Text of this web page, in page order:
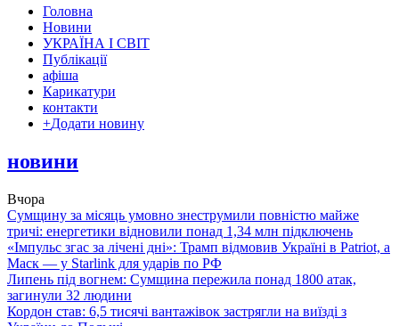
Головна
Новини
УКРАЇНА І СВІТ
Публікації
афіша
Карикатури
контакти
+Додати новину
новини
Вчора
Сумщину за місяць умовно знеструмили повністю майже
тричі: енергетики відновили понад 1,34 млн підключень
«Імпульс згас за лічені дні»: Трамп відмовив Україні в Patriot, а
Маск — у Starlink для ударів по РФ
Липень під вогнем: Сумщина пережила понад 1800 атак,
загинули 32 людини
Кордон став: 6,5 тисячі вантажівок застрягли на виїзді з